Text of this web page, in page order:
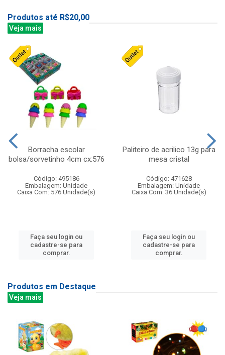
Produtos até R$20,00
Veja mais
Borracha escolar
bolsa/sorvetinho 4cm cx:576
Código: 495186
Embalagem: Unidade
Caixa Com: 576 Unidade(s)
Faça seu login ou
cadastre-se para
comprar.
Paliteiro de acrilico 13g para
mesa cristal
Código: 471628
Embalagem: Unidade
Caixa Com: 36 Unidade(s)
Faça seu login ou
cadastre-se para
comprar.
Produtos em Destaque
Veja mais